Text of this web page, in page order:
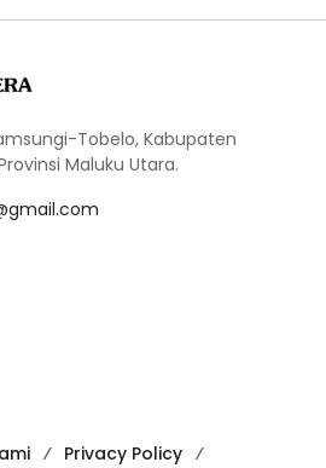
Tobelo, Kabupaten
Maluku Utara.
Privacy Policy